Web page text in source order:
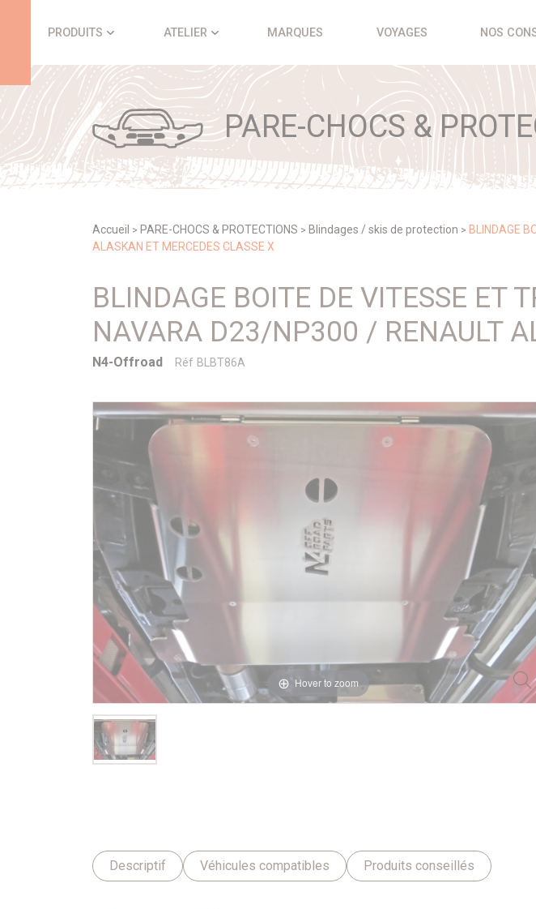
PRODUITS ATELIER MARQUES VOYAGES NOS
PARE-CHOCS &
Accueil > PARE-CHOCS & PROTECTIONS > Blindages / skis de protection > BLINDAGE
ALASKAN ET MERCEDES CLASSE X
BLINDAGE BOITE DE VITESSE ET
NAVARA D23/NP300 / RENAULT
N4-Offroad Réf BLBT86A
Hover to zoom
Descriptif Véhicules compatibles Produits conseillés